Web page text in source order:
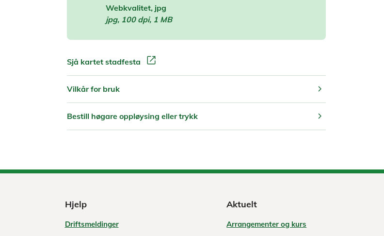
Webkvalitet, jpg
jpg, 100 dpi, 1 MB
Sjå kartet stadfesta open_in_new
Vilkår for bruk chevron_right
Bestill høgare oppløysing eller trykk chevron_right
Hjelp
Driftsmeldinger
Aktuelt
Arrangementer og kurs